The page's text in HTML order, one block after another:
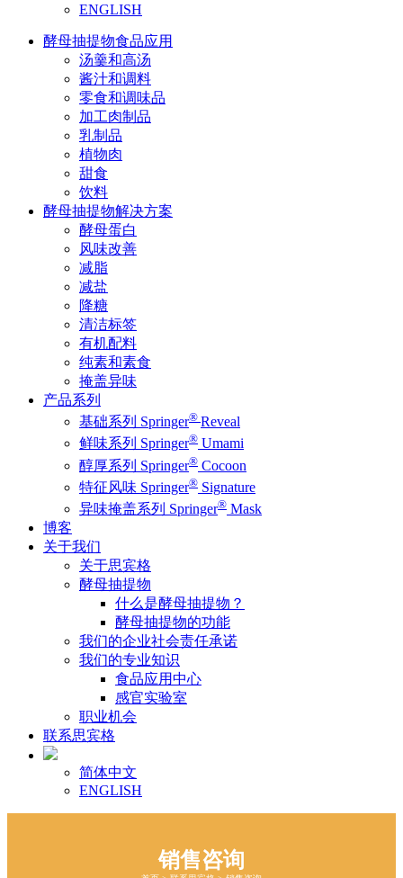
ENGLISH
酵母抽提物食品应用
汤羹和高汤
酱汁和调料
零食和调味品
加工肉制品
乳制品
植物肉
甜食
饮料
酵母抽提物解决方案
酵母蛋白
风味改善
减脂
减盐
降糖
清洁标签
有机配料
纯素和素食
掩盖异味
产品系列
基础系列 Springer® Reveal
鲜味系列 Springer® Umami
醇厚系列 Springer® Cocoon
特征风味 Springer® Signature
异味掩盖系列 Springer® Mask
博客
关于我们
关于思宾格
酵母抽提物
什么是酵母抽提物？
酵母抽提物的功能
我们的企业社会责任承诺
我们的专业知识
食品应用中心
感官实验室
职业机会
联系思宾格
简体中文
ENGLISH
销售咨询